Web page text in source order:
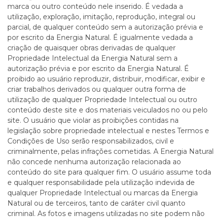
marca ou outro conteúdo nele inserido. É vedada a
utilização, exploração, imitação, reprodução, integral ou
parcial, de qualquer conteúdo sem a autorização prévia e
por escrito da Energia Natural. É igualmente vedada a
criação de quaisquer obras derivadas de qualquer
Propriedade Intelectual da Energia Natural sem a
autorização prévia e por escrito da Energia Natural. É
proibido ao usuário reproduzir, distribuir, modificar, exibir e
criar trabalhos derivados ou qualquer outra forma de
utilização de qualquer Propriedade Intelectual ou outro
conteúdo deste site e dos materiais veiculados no ou pelo
site. O usuário que violar as proibições contidas na
legislação sobre propriedade intelectual e nestes Termos e
Condições de Uso serão responsabilizados, civil e
criminalmente, pelas infrações cometidas. A Energia Natural
não concede nenhuma autorização relacionada ao
conteúdo do site para qualquer fim. O usuário assume toda
e qualquer responsabilidade pela utilização indevida de
qualquer Propriedade Intelectual ou marcas da Energia
Natural ou de terceiros, tanto de caráter civil quanto
criminal. As fotos e imagens utilizadas no site podem não